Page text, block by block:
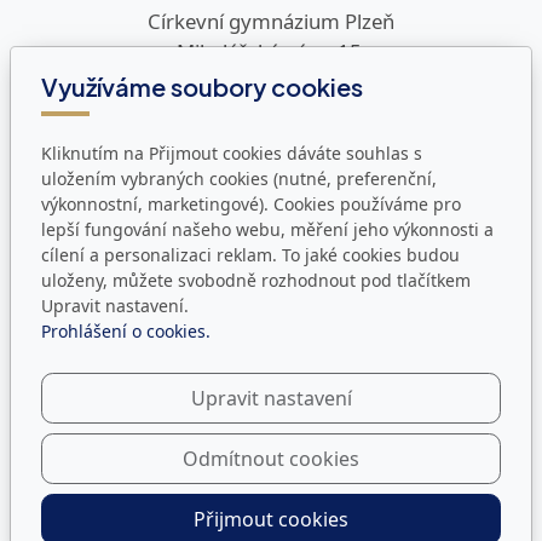
Církevní gymnázium Plzeň
Mikulášské nám. 15
326 00 Plzeň
Kontakty
Telefon:+420377 248 816
E-mail:info@cg-plzen.cz
Datová schránka:i38mcgd
Úřední hodiny
8:00 - 12:00, 12:30 - 14:30
Jsme i na sítích
Využíváme soubory cookies
Kliknutím na Přijmout cookies dáváte souhlas s
uložením vybraných cookies (nutné, preferenční,
výkonnostní, marketingové). Cookies používáme pro
lepší fungování našeho webu, měření jeho výkonnosti a
cílení a personalizaci reklam. To jaké cookies budou
uloženy, můžete svobodně rozhodnout pod tlačítkem
Upravit nastavení.
Prohlášení o cookies.
Upravit nastavení
Odmítnout cookies
Přijmout cookies